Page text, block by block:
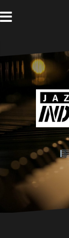
ン
テ
へ
ス